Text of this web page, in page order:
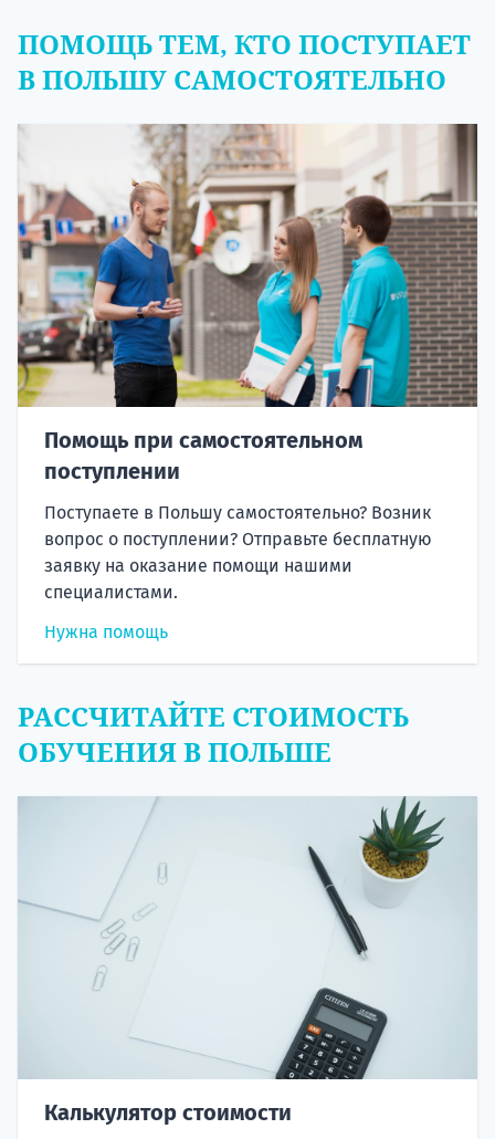
ПОМОЩЬ ТЕМ, КТО ПОСТУПАЕТ
В ПОЛЬШУ САМОСТОЯТЕЛЬНО
Помощь при самостоятельном
поступлении
Поступаете в Польшу самостоятельно? Возник
вопрос о поступлении? Отправьте бесплатную
заявку на оказание помощи нашими
специалистами.
Нужна помощь
РАССЧИТАЙТЕ СТОИМОСТЬ
ОБУЧЕНИЯ В ПОЛЬШЕ
Калькулятор стоимости